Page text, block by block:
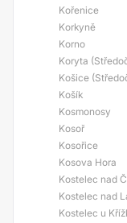
Kořenice
Korkyně
Korno
Koryta
Košice
Košík
Kosmonosy
Kosoř
Kosořice
Kosova Hora
Kostelec nad
Kostelec nad
Kostelec u